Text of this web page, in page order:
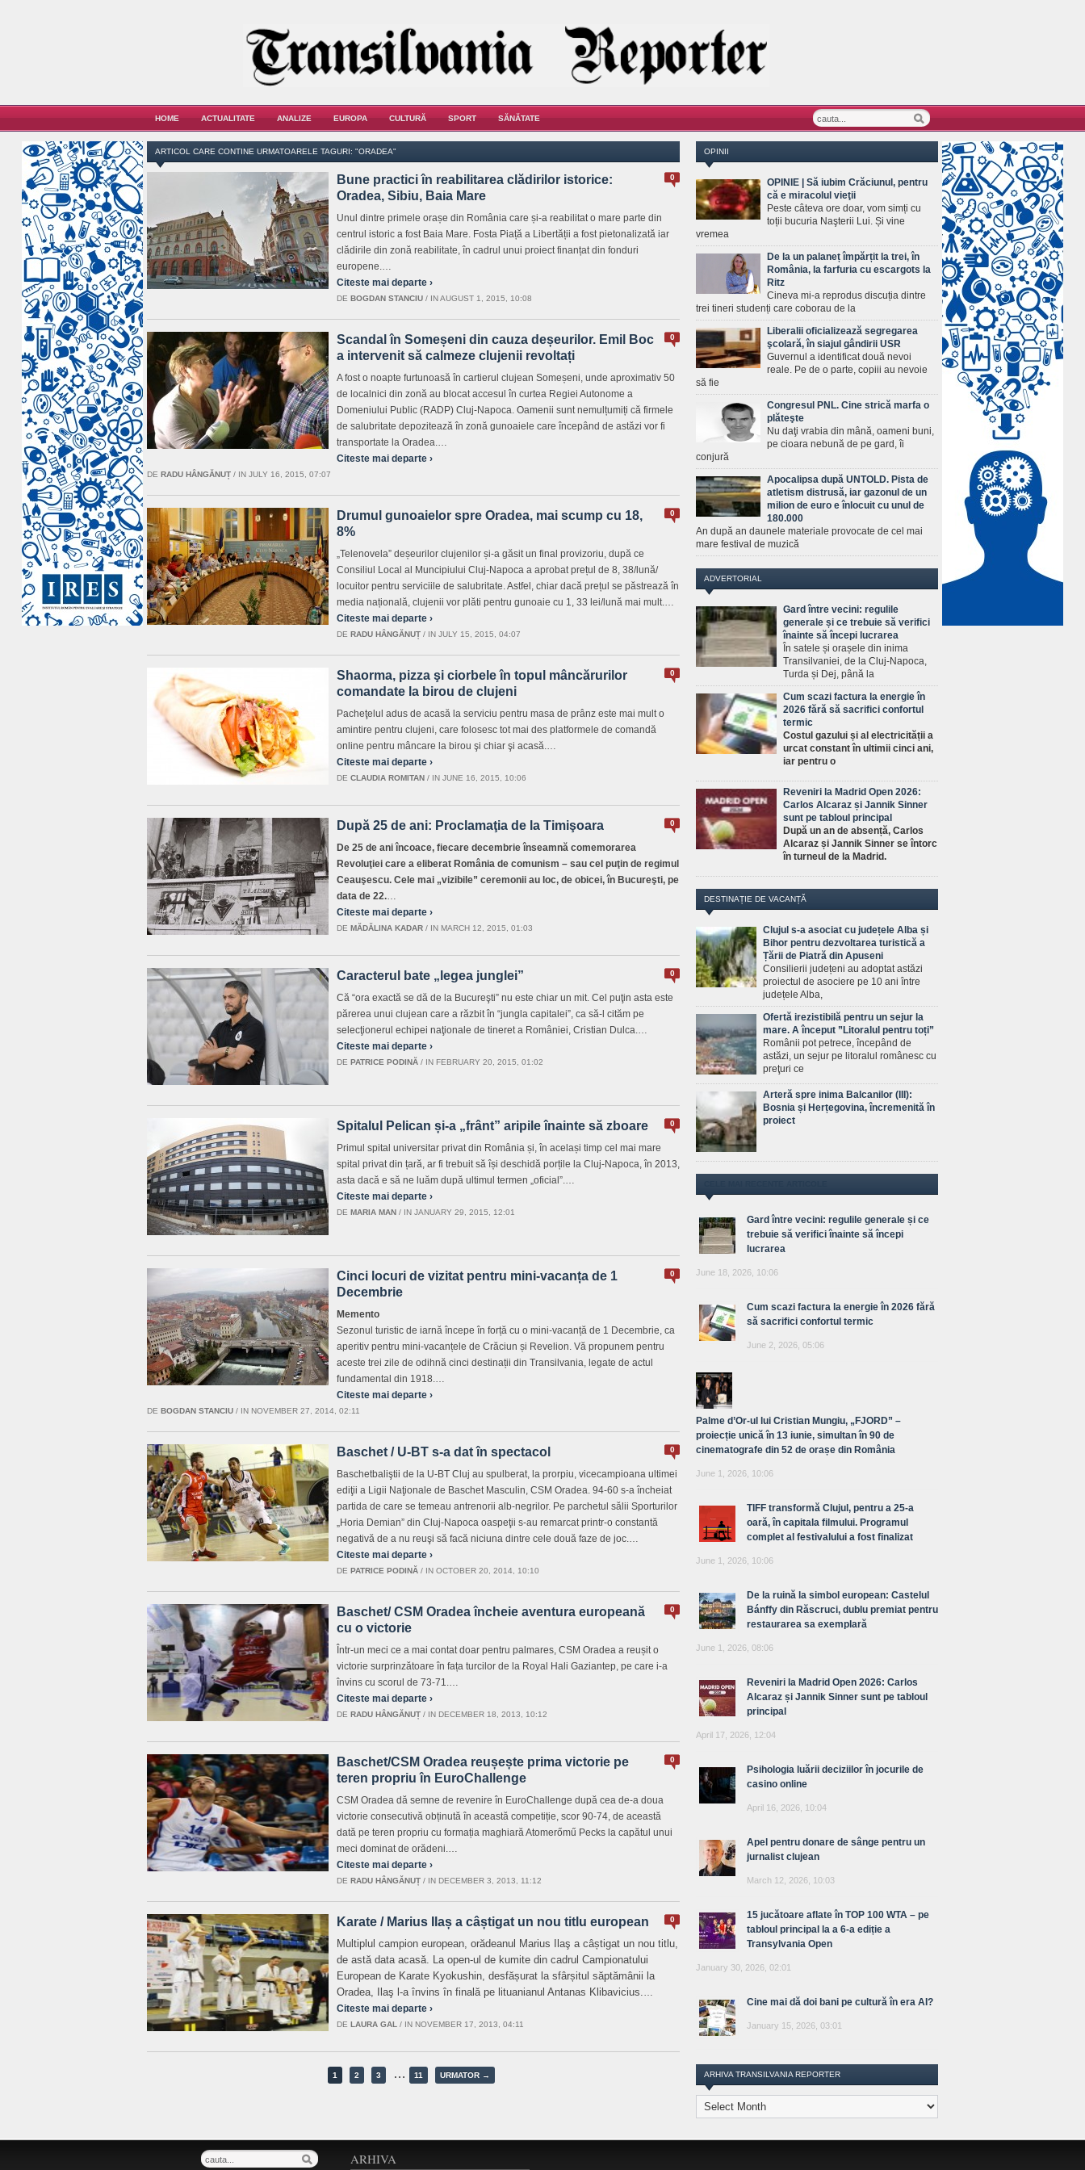
HOME ACTUALITATE ANALIZE EUROPA CULTURĂ SPORT SĂNĂTATE
ARTICOL CARE CONTINE URMATOARELE TAGURI: "ORADEA"
0
Bune practici în reabilitarea clădirilor istorice:
Oradea, Sibiu, Baia Mare
Unul dintre primele orașe din România care și-a reabilitat o mare parte din
centrul istoric a fost Baia Mare. Fosta Piață a Libertății a fost pietonalizată iar
clădirile din zonă reabilitate, în cadrul unui proiect finanțat din fonduri
europene.…
Citeste mai departe ›
DE BOGDAN STANCIU / IN AUGUST 1, 2015, 10:08
0
Scandal în Someșeni din cauza deșeurilor. Emil Boc
a intervenit să calmeze clujenii revoltați
A fost o noapte furtunoasă în cartierul clujean Someșeni, unde aproximativ 50
de localnici din zonă au blocat accesul în curtea Regiei Autonome a
Domeniului Public (RADP) Cluj-Napoca. Oamenii sunt nemulțumiți că firmele
de salubritate depozitează în zonă gunoaiele care începând de astăzi vor fi
transportate la Oradea.…
Citeste mai departe ›
DE RADU HÂNGĂNUȚ / IN JULY 16, 2015, 07:07
0
Drumul gunoaielor spre Oradea, mai scump cu 18,
8%
„Telenovela” deșeurilor clujenilor și-a găsit un final provizoriu, după ce
Consiliul Local al Muncipiului Cluj-Napoca a aprobat prețul de 8, 38/lună/
locuitor pentru serviciile de salubritate. Astfel, chiar dacă prețul se păstrează în
media națională, clujenii vor plăti pentru gunoaie cu 1, 33 lei/lună mai mult.…
Citeste mai departe ›
DE RADU HÂNGĂNUȚ / IN JULY 15, 2015, 04:07
0
Shaorma, pizza şi ciorbele în topul mâncărurilor
comandate la birou de clujeni
Pacheţelul adus de acasă la serviciu pentru masa de prânz este mai mult o
amintire pentru clujeni, care folosesc tot mai des platformele de comandă
online pentru mâncare la birou şi chiar şi acasă.…
Citeste mai departe ›
DE CLAUDIA ROMITAN / IN JUNE 16, 2015, 10:06
0
După 25 de ani: Proclamaţia de la Timişoara
De 25 de ani încoace, fiecare decembrie înseamnă comemorarea
Revoluţiei care a eliberat România de comunism – sau cel puţin de regimul
Ceauşescu. Cele mai „vizibile” ceremonii au loc, de obicei, în Bucureşti, pe
data de 22.…
Citeste mai departe ›
DE MĂDĂLINA KADAR / IN MARCH 12, 2015, 01:03
0
Caracterul bate „legea junglei”
Că “ora exactă se dă de la Bucureşti” nu este chiar un mit. Cel puţin asta este
părerea unui clujean care a răzbit în “jungla capitalei”, ca să-l cităm pe
selecţionerul echipei naţionale de tineret a României, Cristian Dulca.…
Citeste mai departe ›
DE PATRICE PODINĂ / IN FEBRUARY 20, 2015, 01:02
0
Spitalul Pelican și-a „frânt” aripile înainte să zboare
Primul spital universitar privat din România și, în același timp cel mai mare
spital privat din țară, ar fi trebuit să își deschidă porțile la Cluj-Napoca, în 2013,
asta dacă e să ne luăm după ultimul termen „oficial”.…
Citeste mai departe ›
DE MARIA MAN / IN JANUARY 29, 2015, 12:01
0
Cinci locuri de vizitat pentru mini-vacanța de 1
Decembrie
Memento
Sezonul turistic de iarnă începe în forță cu o mini-vacanță de 1 Decembrie, ca
aperitiv pentru mini-vacanțele de Crăciun și Revelion. Vă propunem pentru
aceste trei zile de odihnă cinci destinații din Transilvania, legate de actul
fundamental din 1918.…
Citeste mai departe ›
DE BOGDAN STANCIU / IN NOVEMBER 27, 2014, 02:11
0
Baschet / U-BT s-a dat în spectacol
Baschetbaliştii de la U-BT Cluj au spulberat, la prorpiu, vicecampioana ultimei
ediţii a Ligii Naţionale de Baschet Masculin, CSM Oradea. 94-60 s-a încheiat
partida de care se temeau antrenorii alb-negrilor. Pe parchetul sălii Sporturilor
„Horia Demian” din Cluj-Napoca oaspeţii s-au remarcat printr-o constantă
negativă de a nu reuşi să facă niciuna dintre cele două faze de joc.…
Citeste mai departe ›
DE PATRICE PODINĂ / IN OCTOBER 20, 2014, 10:10
0
Baschet/ CSM Oradea încheie aventura europeană
cu o victorie
Într-un meci ce a mai contat doar pentru palmares, CSM Oradea a reușit o
victorie surprinzătoare în fața turcilor de la Royal Hali Gaziantep, pe care i-a
învins cu scorul de 73-71.…
Citeste mai departe ›
DE RADU HÂNGĂNUȚ / IN DECEMBER 18, 2013, 10:12
0
Baschet/CSM Oradea reușește prima victorie pe
teren propriu în EuroChallenge
CSM Oradea dă semne de revenire în EuroChallenge după cea de-a doua
victorie consecutivă obținută în această competiție, scor 90-74, de această
dată pe teren propriu cu formația maghiară Atomerőmű Pecks la capătul unui
meci dominat de orădeni.…
Citeste mai departe ›
DE RADU HÂNGĂNUȚ / IN DECEMBER 3, 2013, 11:12
0
Karate / Marius Ilaș a câștigat un nou titlu european
Multiplul campion european, orădeanul Marius Ilaş a câștigat un nou titlu,
de astă data acasă. La open-ul de kumite din cadrul Campionatului
European de Karate Kyokushin, desfășurat la sfârșitul săptămânii la
Oradea, Ilaş l-a învins în finală pe lituanianul Antanas Klibavicius.…
Citeste mai departe ›
DE LAURA GAL / IN NOVEMBER 17, 2013, 04:11
1 2 3 … 11 URMATOR →
OPINII
OPINIE | Să iubim Crăciunul, pentru
că e miracolul vieţii
Peste câteva ore doar, vom simți cu
toții bucuria Naşterii Lui. Și vine
vremea
De la un palaneț împărțit la trei, în
România, la farfuria cu escargots la
Ritz
Cineva mi-a reprodus discuția dintre
trei tineri studenți care coborau de la
Liberalii oficializează segregarea
şcolară, în siajul gândirii USR
Guvernul a identificat două nevoi
reale. Pe de o parte, copiii au nevoie
să fie
Congresul PNL. Cine strică marfa o
plăteşte
Nu daţi vrabia din mână, oameni buni,
pe cioara nebună de pe gard, îi
conjură
Apocalipsa după UNTOLD. Pista de
atletism distrusă, iar gazonul de un
milion de euro e înlocuit cu unul de
180.000
An după an daunele materiale provocate de cel mai
mare festival de muzică
ADVERTORIAL
Gard între vecini: regulile
generale și ce trebuie să verifici
înainte să începi lucrarea
În satele și orașele din inima
Transilvaniei, de la Cluj-Napoca,
Turda și Dej, până la
Cum scazi factura la energie în
2026 fără să sacrifici confortul
termic
Costul gazului și al electricității a
urcat constant în ultimii cinci ani,
iar pentru o
Reveniri la Madrid Open 2026:
Carlos Alcaraz și Jannik Sinner
sunt pe tabloul principal
După un an de absență, Carlos
Alcaraz și Jannik Sinner se întorc
în turneul de la Madrid.
DESTINAȚIE DE VACANȚĂ
Clujul s-a asociat cu județele Alba și
Bihor pentru dezvoltarea turistică a
Țării de Piatră din Apuseni
Consilierii județeni au adoptat astăzi
proiectul de asociere pe 10 ani între
județele Alba,
Ofertă irezistibilă pentru un sejur la
mare. A început ”Litoralul pentru toți”
Românii pot petrece, începând de
astăzi, un sejur pe litoralul românesc cu
preţuri ce
Arteră spre inima Balcanilor (III):
Bosnia și Herțegovina, încremenită în
proiect
Gard între vecini: regulile generale și ce
trebuie să verifici înainte să începi
lucrarea
June 18, 2026, 10:06
Cum scazi factura la energie în 2026 fără
să sacrifici confortul termic
June 2, 2026, 05:06
Palme d’Or-ul lui Cristian Mungiu, „FJORD” –
proiecție unică în 13 iunie, simultan în 90 de
cinematografe din 52 de orașe din România
June 1, 2026, 10:06
TIFF transformă Clujul, pentru a 25-a
oară, în capitala filmului. Programul
complet al festivalului a fost finalizat
June 1, 2026, 10:06
De la ruină la simbol european: Castelul
Bánffy din Răscruci, dublu premiat pentru
restaurarea sa exemplară
June 1, 2026, 08:06
Reveniri la Madrid Open 2026: Carlos
Alcaraz și Jannik Sinner sunt pe tabloul
principal
April 17, 2026, 12:04
Psihologia luării deciziilor în jocurile de
casino online
April 16, 2026, 10:04
Apel pentru donare de sânge pentru un
jurnalist clujean
March 12, 2026, 10:03
15 jucătoare aflate în TOP 100 WTA – pe
tabloul principal la a 6-a ediție a
Transylvania Open
January 30, 2026, 02:01
Cine mai dă doi bani pe cultură în era AI?
January 15, 2026, 03:01
ARHIVA TRANSILVANIA REPORTER
Arhiva
Transilvania
ARHIVA